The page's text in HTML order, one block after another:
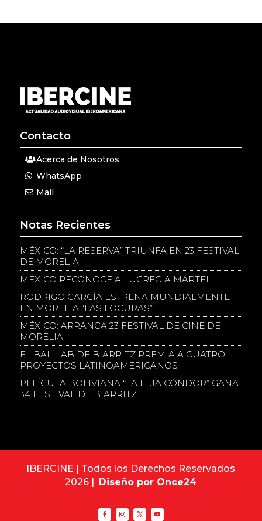
Contacto
Acerca de Nosotros
WhatsApp
Mail
Notas Recientes
MÉXICO: “LA RESERVA” TRIUNFA EN 23 FESTIVAL
DE MORELIA
MÉXICO RECONOCE A LUCRECIA MARTEL
RODRIGO GARCÍA ESTRENA MUNDIALMENTE
EN MORELIA “LAS LOCURAS”
MÉXICO: ARRANCA 23 FESTIVAL DE CINE DE
MORELIA
EL BAL-LAB DE BIARRITZ PREMIA A CUATRO
PROYECTOS LATINOAMERICANOS
PELÍCULA BOLIVIANA “LA HIJA CÓNDOR” GANA
34 FESTIVAL DE BIARRITZ
IBERCINE | Todos los Derechos Reservados
2026 | Diseño por Once24